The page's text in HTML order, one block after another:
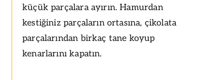
küçük parçalara ayırın. Hamurdan
kestiğiniz parçaların ortasına, çikolata
parçalarından birkaç tane koyup
kenarlarını kapatın.